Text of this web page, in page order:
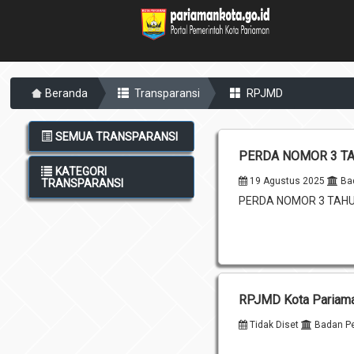
Beranda Transparansi RPJMD
SEMUA TRANSPARANSI
KATEGORI
TRANSPARANSI
PERDA NOMOR 3
19 Agustus 2025
PERDA NOMOR 3
RPJMD Kota
Tidak Diset Badan